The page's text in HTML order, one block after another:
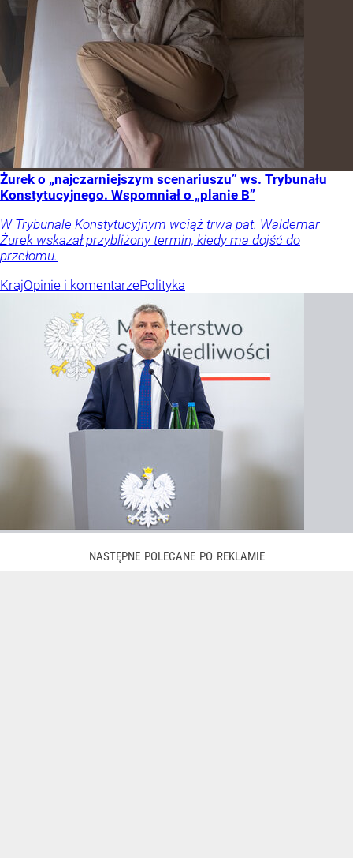
Żurek o „najczarniejszym scenariuszu” ws. Trybunału
Konstytucyjnego. Wspomniał o „planie B”
W Trybunale Konstytucyjnym wciąż trwa pat. Waldemar
Żurek wskazał przybliżony termin, kiedy ma dojść do
przełomu.
KrajOpinie i komentarzePolityka